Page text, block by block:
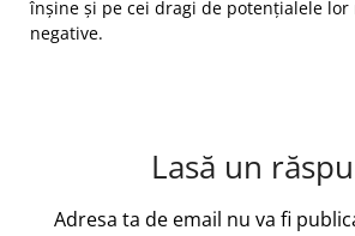
înșine și pe cei dragi de potențialele
negative.
Lasă un
Adresa ta de email nu va fi